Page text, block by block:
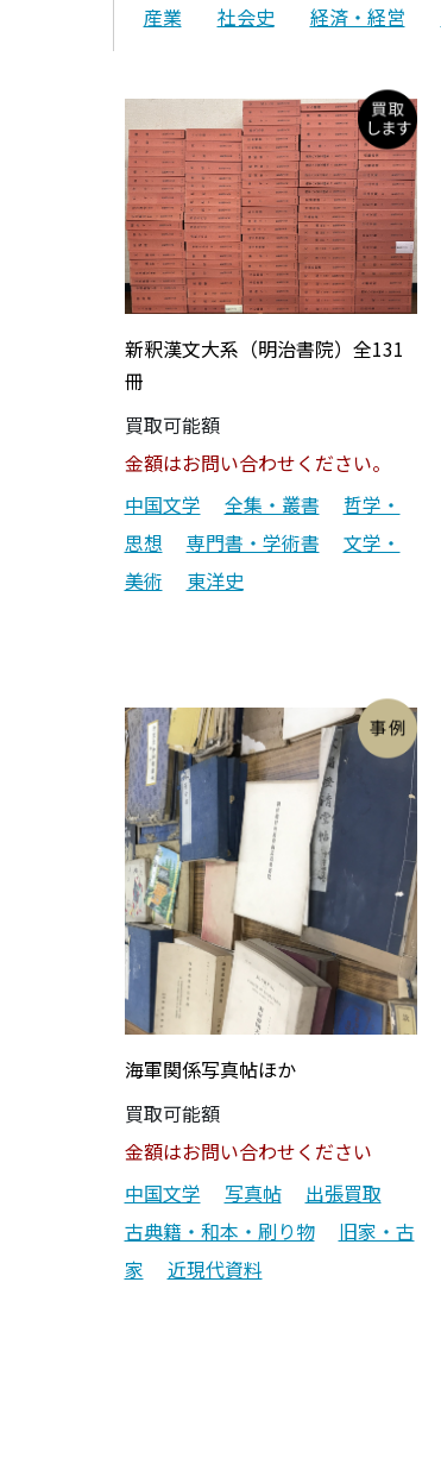
産業
社会史 経済・経営
新釈漢文大系（明治書院）全131
冊
買取可能額
金額はお問い合わせください。
中国文学
全集・叢書
哲学・
思想
専門書・学術書
文学・
美術
東洋史
海軍関係写真帖ほか
買取可能額
金額はお問い合わせください
中国文学
写真帖
出張買取
古典籍・和本・刷り物
旧家・古
家
近現代資料